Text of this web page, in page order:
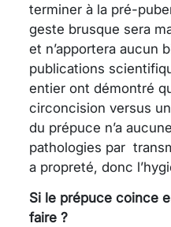
terminer à la pré-
geste brusque sera
et n’apportera aucun
publications
entier ont démontré
circoncision versus
du prépuce n’a
pathologies par
a propreté, donc
Si le prépuce coince
faire ?